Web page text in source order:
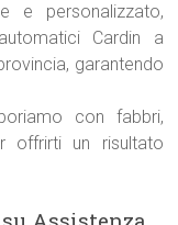
e personalizzato,
Cardin a
garantendo
con fabbri,
offrirti un risultato